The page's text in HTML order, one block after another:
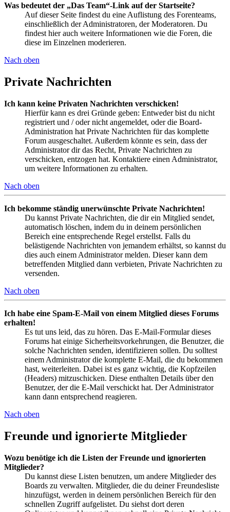
Was bedeutet der „Das Team“-Link auf der Startseite?
Auf dieser Seite findest du eine Auflistung des Forenteams,
einschließlich der Administratoren, der Moderatoren. Du
findest hier auch weitere Informationen wie die Foren, die
diese im Einzelnen moderieren.
Nach oben
Private Nachrichten
Ich kann keine Privaten Nachrichten verschicken!
Hierfür kann es drei Gründe geben: Entweder bist du nicht
registriert und / oder nicht angemeldet, oder die Board-
Administration hat Private Nachrichten für das komplette
Forum ausgeschaltet. Außerdem könnte es sein, dass der
Administrator dir das Recht, Private Nachrichten zu
verschicken, entzogen hat. Kontaktiere einen Administrator,
um weitere Informationen zu erhalten.
Nach oben
Ich bekomme ständig unerwünschte Private Nachrichten!
Du kannst Private Nachrichten, die dir ein Mitglied sendet,
automatisch löschen, indem du in deinem persönlichen
Bereich eine entsprechende Regel erstellst. Falls du
belästigende Nachrichten von jemandem erhältst, so kannst du
dies auch einem Administrator melden. Dieser kann dem
betreffenden Mitglied dann verbieten, Private Nachrichten zu
versenden.
Nach oben
Ich habe eine Spam-E-Mail von einem Mitglied dieses Forums
erhalten!
Es tut uns leid, das zu hören. Das E-Mail-Formular dieses
Forums hat einige Sicherheitsvorkehrungen, die Benutzer, die
solche Nachrichten senden, identifizieren sollen. Du solltest
einem Administrator die komplette E-Mail, die du bekommen
hast, weiterleiten. Dabei ist es ganz wichtig, die Kopfzeilen
(Headers) mitzuschicken. Diese enthalten Details über den
Benutzer, der die E-Mail verschickt hat. Der Administrator
kann dann entsprechend reagieren.
Nach oben
Freunde und ignorierte Mitglieder
Wozu benötige ich die Listen der Freunde und ignorierten
Mitglieder?
Du kannst diese Listen benutzen, um andere Mitglieder des
Boards zu verwalten. Mitglieder, die du deiner Freundesliste
hinzufügst, werden in deinem persönlichen Bereich für den
schnellen Zugriff aufgelistet. Du siehst dort deren